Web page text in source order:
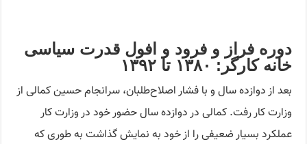
دوره فراز و فرود و افول قدرت سیاسی
خانه کارگر: ۱۳۸۰ تا ۱۳۹۲
بعد از دوازده سال و با فشار اصلاح‌طلبان، سرانجام حسین کمالی از
وزارت کار رفت. کمالی در دوازده سال حضور خود در وزارت کار
عملکرد بسیار ضعیفی را از خود به نمایش گذاشت به طوری که